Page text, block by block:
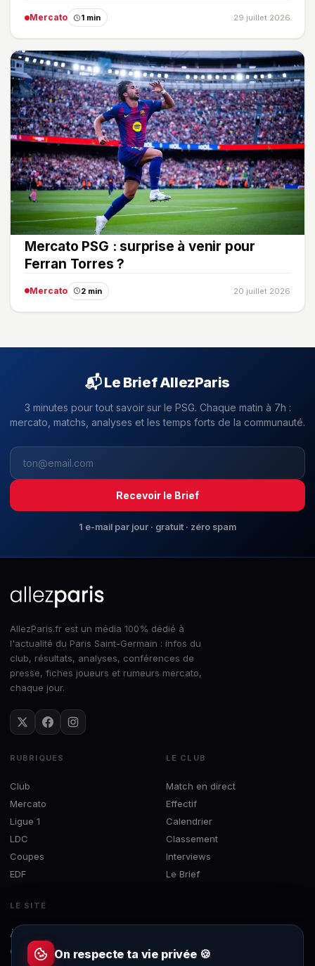
Mercato 1 min 29 juillet 2026
Mercato PSG : surprise à venir pour
Ferran Torres ?
Mercato 2 min 20 juillet 2026
📬 Le Brief AllezParis
3 minutes pour tout savoir sur le PSG. Chaque matin à 7h :
mercato, matchs, analyses et les temps forts de la communauté.
Recevoir le Brief
1 e-mail par jour · gratuit · zéro spam
AllezParis.fr est un média 100% dédié à
l'actualité du Paris Saint-Germain : infos du
club, résultats, analyses, conférences de
presse, fiches joueurs et rumeurs mercato,
chaque jour.
RUBRIQUES
Club
Mercato
Ligue 1
LDC
Coupes
EDF
LE CLUB
Match en direct
Effectif
Calendrier
Classement
Interviews
Le Brief
LE SITE
À propos
Concours
On respecte ta vie privée 🍪